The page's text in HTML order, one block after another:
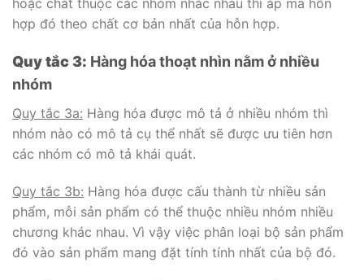
hợp đó theo chất cơ bản nhất của hỗn hợp.
Quy tắc 3: Hàng hóa thoạt nhìn nằm ở nhiều
nhóm
Quy tắc 3a: Hàng hóa được mô tả ở nhiều nhóm thì
nhóm nào có mô tả cụ thể nhất sẽ được ưu tiên hơn
các nhóm có mô tả khái quát.
Quy tắc 3b: Hàng hóa được cấu thành từ nhiều sản
phẩm, mỗi sản phẩm có thể thuộc nhiều nhóm nhiều
chương khác nhau. Vì vậy việc phân loại bộ sản phẩm
đó vào sản phẩm mang đặt tính tính nhất của bộ đó.